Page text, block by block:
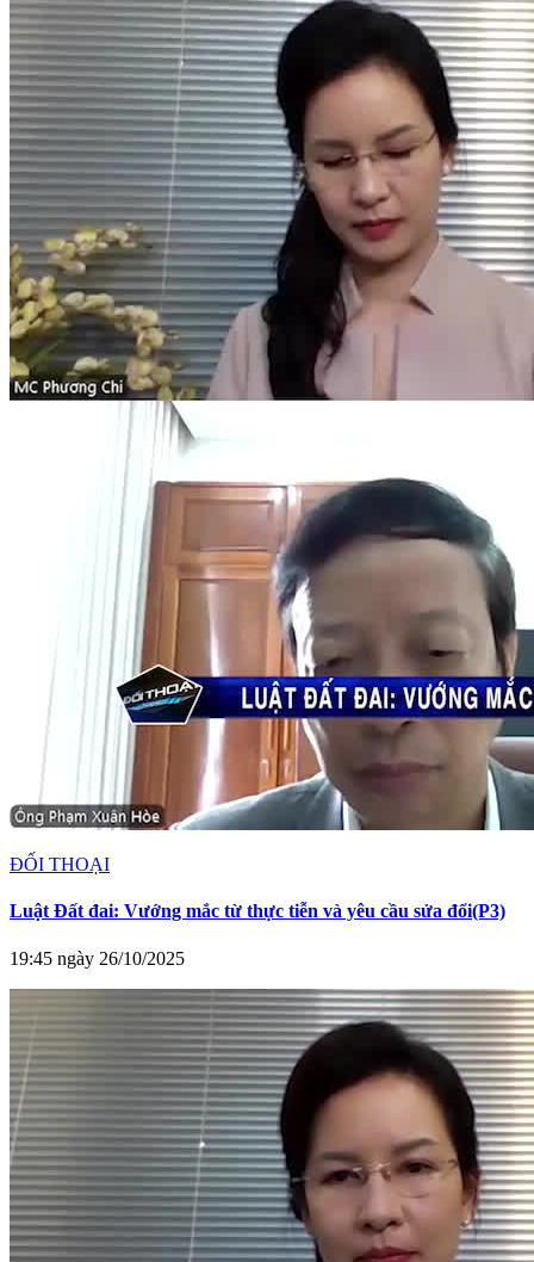
ĐỐI THOẠI
Luật Đất đai: Vướng mắc từ thực tiễn và yêu cầu sửa đổi(P3)
19:45 ngày 26/10/2025